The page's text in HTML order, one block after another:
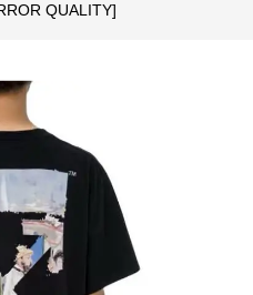
QUALITY]